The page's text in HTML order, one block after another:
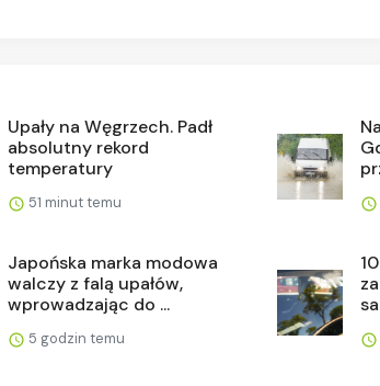
Upały na Węgrzech. Padł
absolutny rekord
temperatury
51 minut temu
Japońska marka modowa
walczy z falą upałów,
wprowadzając do ...
5 godzin temu